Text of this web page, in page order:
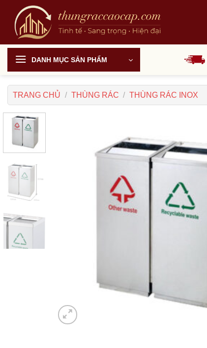
Chuyển
dung
DANH MỤC SẢN PHẨM
TRANG CHỦ / THÙNG RÁC / THÙNG RÁC INOX